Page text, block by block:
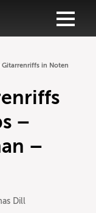
Gitarrenriffs in Noten
–
–
Dill